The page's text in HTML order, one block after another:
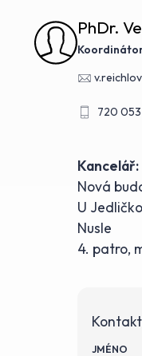
PhDr.
720
Kancelář:
Nová
U
Nusle
4. patro,
JMÉNO